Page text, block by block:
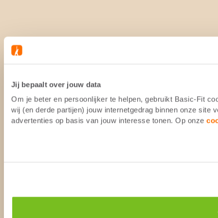
Jij bepaalt over jouw data
Om je beter en persoonlijker te helpen, gebruikt Basic-Fit
wij (en derde partijen) jouw internetgedrag binnen onze site
advertenties op basis van jouw interesse tonen. Op onze